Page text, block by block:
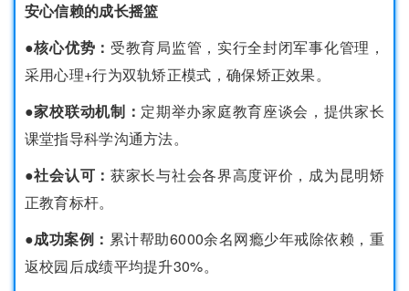
安心信赖的成长摇篮
●核心优势： 受教育局监管，实行全封闭军事化管理，
采用心理+行为双轨矫正模式，确保矫正效果。
●家校联动机制： 定期举办家庭教育座谈会，提供家长
课堂指导科学沟通方法。
●社会认可： 获家长与社会各界高度评价，成为昆明矫
正教育标杆。
●成功案例： 累计帮助6000余名网瘾少年戒除依赖，重
返校园后成绩平均提升30%。